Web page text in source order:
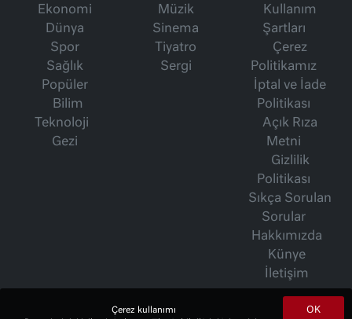
Ekonomi
Dünya
Spor
Sağlık
Popüler
Bilim
Teknoloji
Gezi
Müzik
Sinema
Tiyatro
Sergi
Kullanım
Şartları
Çerez
Politikamız
İptal ve İade
Politikası
Açık Rıza
Metni
Gizlilik
Politikası
Sıkça Sorulan
Sorular
Hakkımızda
Künye
İletişim
OK
Çerez kullanımı